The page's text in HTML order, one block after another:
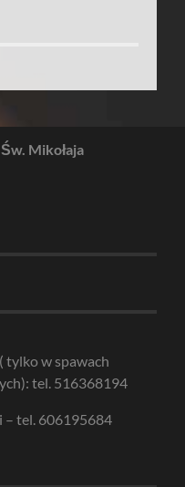
Mikołaja
( tylko w spawach
tel. 516368194
– tel. 606195684